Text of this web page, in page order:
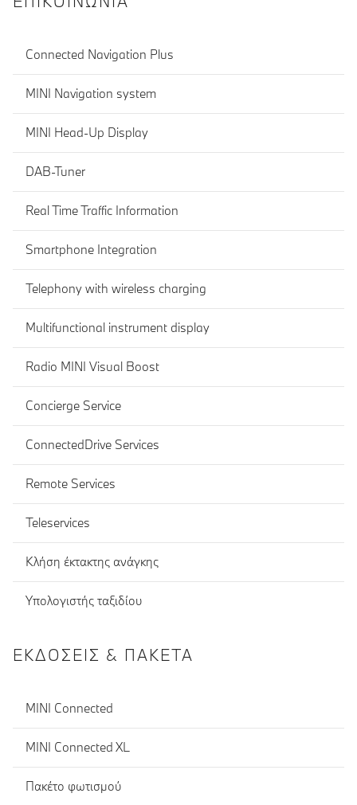
Connected Navigation Plus
MINI Navigation system
MINI Head-Up Display
DAB-Tuner
Real Time Traffic Information
Smartphone Integration
Telephony with wireless charging
Multifunctional instrument display
Radio MINI Visual Boost
Concierge Service
ConnectedDrive Services
Remote Services
Teleservices
Κλήση έκτακτης ανάγκης
Υπολογιστής ταξιδίου
ΕΚΔΌΣΕΙΣ & ΠΑΚΈΤΑ
MINI Connected
MINI Connected XL
Πακέτο φωτισμού